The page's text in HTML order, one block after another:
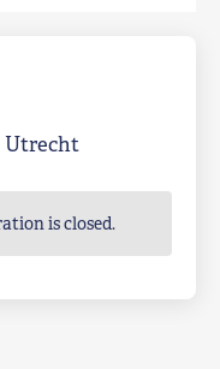
Utrecht
is closed.